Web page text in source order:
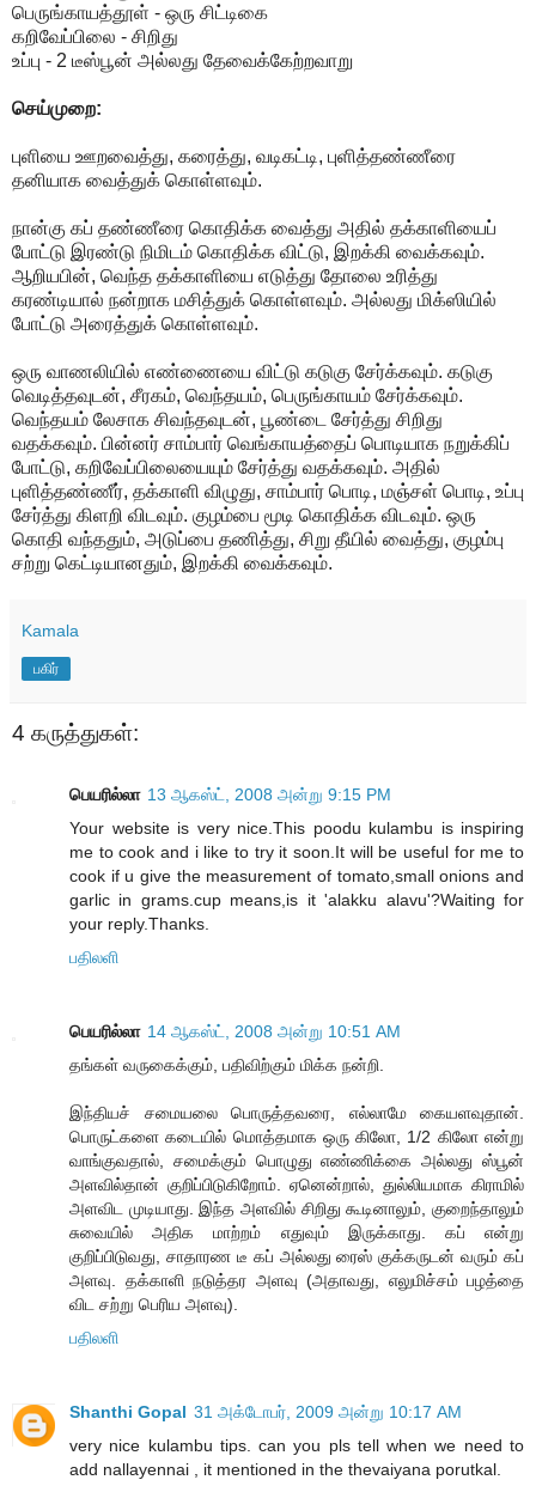
பெருங்காயத்தூள் - ஒரு சிட்டிகை
கறிவேப்பிலை - சிறிது
உப்பு - 2 டீஸ்பூன் அல்லது தேவைக்கேற்றவாறு
செய்முறை:
புளியை ஊறவைத்து, கரைத்து, வடிகட்டி, புளித்தண்ணீரை
தனியாக வைத்துக் கொள்ளவும்.
நான்கு கப் தண்ணீரை கொதிக்க வைத்து அதில் தக்காளியைப்
போட்டு இரண்டு நிமிடம் கொதிக்க விட்டு, இறக்கி வைக்கவும்.
ஆறியபின், வெந்த தக்காளியை எடுத்து தோலை உரித்து
கரண்டியால் நன்றாக மசித்துக் கொள்ளவும். அல்லது மிக்ஸியில்
போட்டு அரைத்துக் கொள்ளவும்.
ஒரு வாணலியில் எண்ணையை விட்டு கடுகு சேர்க்கவும். கடுகு
வெடித்தவுடன், சீரகம், வெந்தயம், பெருங்காயம் சேர்க்கவும்.
வெந்தயம் லேசாக சிவந்தவுடன், பூண்டை சேர்த்து சிறிது
வதக்கவும். பின்னர் சாம்பார் வெங்காயத்தைப் பொடியாக நறுக்கிப்
போட்டு, கறிவேப்பிலையையும் சேர்த்து வதக்கவும். அதில்
புளித்தண்ணீர், தக்காளி விழுது, சாம்பார் பொடி, மஞ்சள் பொடி, உப்பு
சேர்த்து கிளறி விடவும். குழம்பை மூடி கொதிக்க விடவும். ஒரு
கொதி வந்ததும், அடுப்பை தணித்து, சிறு தீயில் வைத்து, குழம்பு
சற்று கெட்டியானதும், இறக்கி வைக்கவும்.
Kamala
பகிர்
4 கருத்துகள்:
பெயரில்லா 13 ஆகஸ்ட், 2008 அன்று 9:15 PM
Your website is very nice.This poodu kulambu is inspiring
me to cook and i like to try it soon.It will be useful for me to
cook if u give the measurement of tomato,small onions and
garlic in grams.cup means,is it 'alakku alavu'?Waiting for
your reply.Thanks.
பதிலளி
பெயரில்லா 14 ஆகஸ்ட், 2008 அன்று 10:51 AM
தங்கள் வருகைக்கும், பதிவிற்கும் மிக்க நன்றி.
இந்தியச் சமையலை பொருத்தவரை, எல்லாமே கையளவுதான்.
பொருட்களை கடையில் மொத்தமாக ஒரு கிலோ, 1/2 கிலோ என்று
வாங்குவதால், சமைக்கும் பொழுது எண்ணிக்கை அல்லது ஸ்பூன்
அளவில்தான் குறிப்பிடுகிறோம். ஏனென்றால், துல்லியமாக கிராமில்
அளவிட முடியாது. இந்த அளவில் சிறிது கூடினாலும், குறைந்தாலும்
சுவையில் அதிக மாற்றம் எதுவும் இருக்காது. கப் என்று
குறிப்பிடுவது, சாதாரண டீ கப் அல்லது ரைஸ் குக்கருடன் வரும் கப்
அளவு. தக்காளி நடுத்தர அளவு (அதாவது, எலுமிச்சம் பழத்தை
விட சற்று பெரிய அளவு).
பதிலளி
Shanthi Gopal 31 அக்டோபர், 2009 அன்று 10:17 AM
very nice kulambu tips. can you pls tell when we need to
add nallayennai , it mentioned in the thevaiyana porutkal.